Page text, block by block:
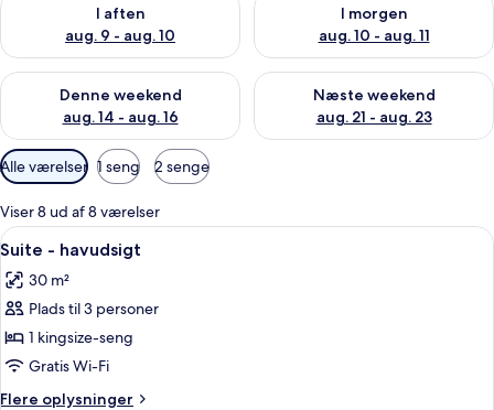
I aften
aug. 9 - aug. 10
I morgen
aug. 10 - aug. 11
Denne weekend
aug. 14 - aug. 16
Tjek tilgængelighed for denne weekend aug. 14 - aug. 16
Næste weekend
aug. 21 - aug. 23
Tjek tilgængelighed for næste
Tilgængelige
filtre
for
værelser
Alle værelser 1 seng 2 senge
Viser 8 ud af 8 værelser
Indlæs
alle
billeder
af
Suite
-
havudsigt
Et moderne soveværelse med en
8
Suite - havudsigt
30 m²
Plads til 3 personer
1 kingsize-seng
Gratis Wi-Fi
Flere oplysninger
Flere